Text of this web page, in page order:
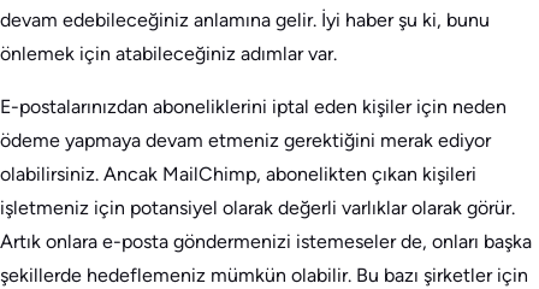
devam edebileceğiniz anlamına gelir. İyi haber şu ki, bunu
önlemek için atabileceğiniz adımlar var.
E-postalarınızdan aboneliklerini iptal eden kişiler için neden
ödeme yapmaya devam etmeniz gerektiğini merak ediyor
olabilirsiniz. Ancak MailChimp, abonelikten çıkan kişileri
işletmeniz için potansiyel olarak değerli varlıklar olarak görür.
Artık onlara e-posta göndermenizi istemeseler de, onları başka
şekillerde hedeflemeniz mümkün olabilir. Bu bazı şirketler için